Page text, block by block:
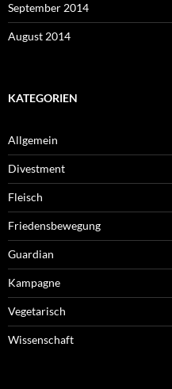
September 2014
August 2014
KATEGORIEN
Allgemein
Divestment
Fleisch
Friedensbewegung
Guardian
Kampagne
Vegetarisch
Wissenschaft